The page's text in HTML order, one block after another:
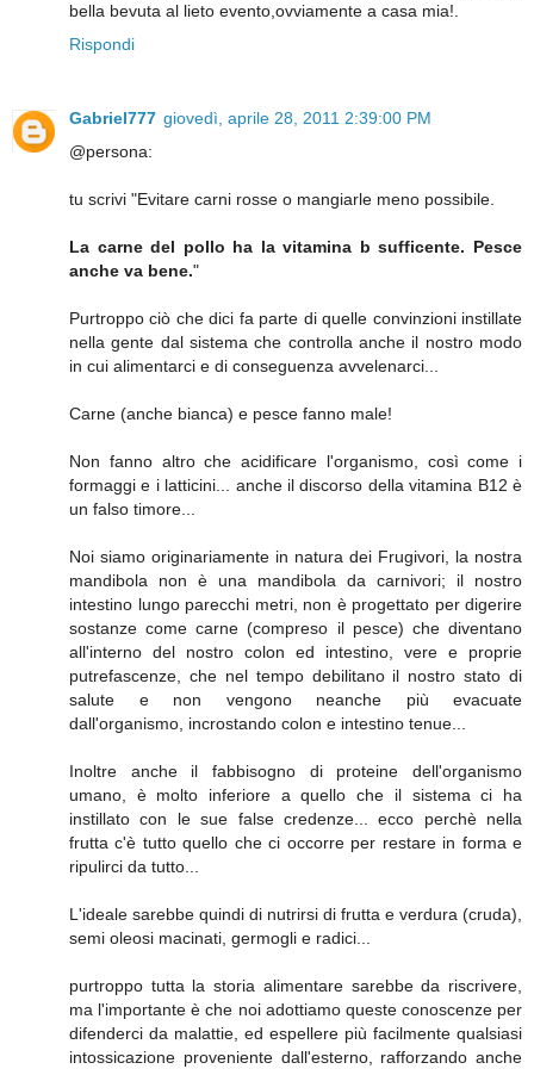
bella bevuta al lieto evento,ovviamente a casa mia!.
Rispondi
Gabriel777 giovedì, aprile 28, 2011 2:39:00 PM
@persona:
tu scrivi "Evitare carni rosse o mangiarle meno possibile.
La carne del pollo ha la vitamina b sufficente. Pesce
anche va bene."
Purtroppo ciò che dici fa parte di quelle convinzioni instillate
nella gente dal sistema che controlla anche il nostro modo
in cui alimentarci e di conseguenza avvelenarci...
Carne (anche bianca) e pesce fanno male!
Non fanno altro che acidificare l'organismo, così come i
formaggi e i latticini... anche il discorso della vitamina B12 è
un falso timore...
Noi siamo originariamente in natura dei Frugivori, la nostra
mandibola non è una mandibola da carnivori; il nostro
intestino lungo parecchi metri, non è progettato per digerire
sostanze come carne (compreso il pesce) che diventano
all'interno del nostro colon ed intestino, vere e proprie
putrefascenze, che nel tempo debilitano il nostro stato di
salute e non vengono neanche più evacuate
dall'organismo, incrostando colon e intestino tenue...
Inoltre anche il fabbisogno di proteine dell'organismo
umano, è molto inferiore a quello che il sistema ci ha
instillato con le sue false credenze... ecco perchè nella
frutta c'è tutto quello che ci occorre per restare in forma e
ripulirci da tutto...
L'ideale sarebbe quindi di nutrirsi di frutta e verdura (cruda),
semi oleosi macinati, germogli e radici...
purtroppo tutta la storia alimentare sarebbe da riscrivere,
ma l'importante è che noi adottiamo queste conoscenze per
difenderci da malattie, ed espellere più facilmente qualsiasi
intossicazione proveniente dall'esterno, rafforzando anche